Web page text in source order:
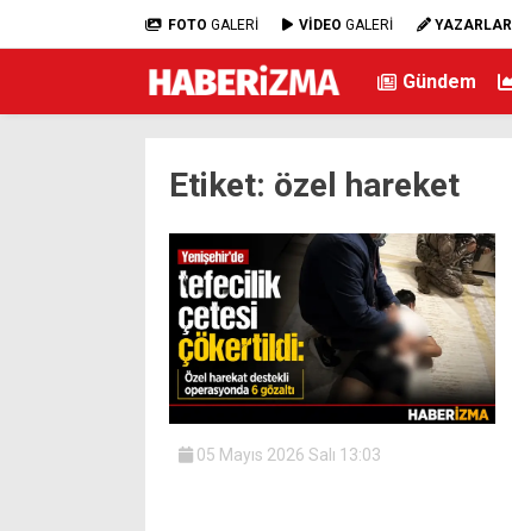
FOTO GALERİ VİDEO GALERİ YAZARLAR
Gündem
Etiket: özel hareket
05 Mayıs 2026 Salı 13:03